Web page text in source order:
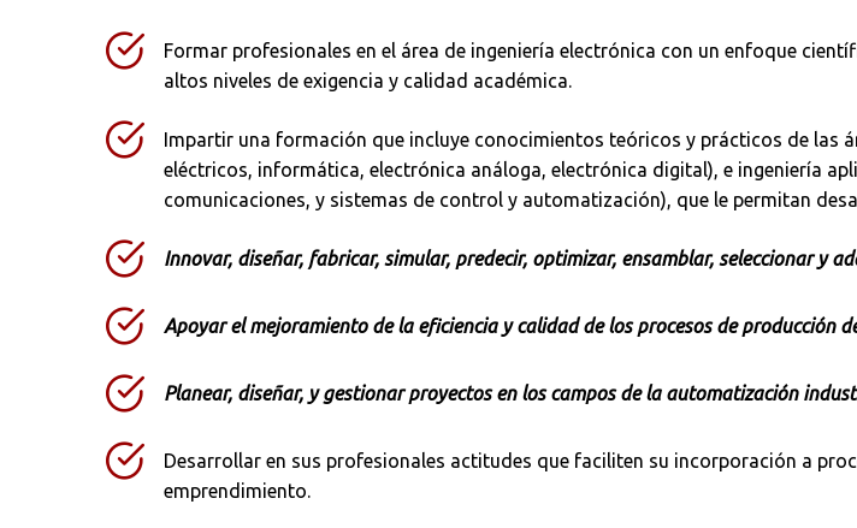
Formar profesionales en el área de ingeniería electrónica con un enfoque
altos niveles de exigencia y calidad académica.
Impartir una formación que incluye conocimientos teóricos y prácticos de las
eléctricos, informática, electrónica análoga, electrónica digital), e ingeniería
comunicaciones, y sistemas de control y automatización), que le permitan
Innovar, diseñar, fabricar, simular, predecir, optimizar, ensamblar, seleccionar y
Apoyar el mejoramiento de la eficiencia y calidad de los procesos de producción
Planear, diseñar, y gestionar proyectos en los campos de la automatización
Desarrollar en sus profesionales actitudes que faciliten su incorporación a
emprendimiento.
Ordenar por: *
Buscar